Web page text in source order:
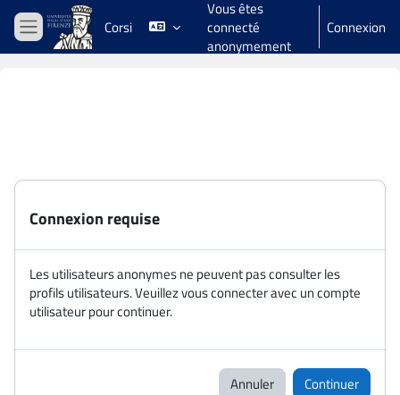
Passer au contenu principal
Panneau latéral
Corsi
Vous êtes
connecté
anonymement
Connexion
Connexion requise
Les utilisateurs anonymes ne peuvent pas consulter les
profils utilisateurs. Veuillez vous connecter avec un compte
utilisateur pour continuer.
Annuler Continuer